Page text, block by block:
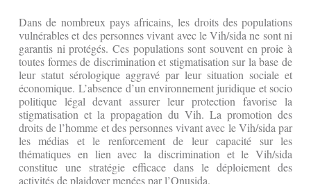
Dans de nombreux pays africains, les droits des populations
vulnérables et des personnes vivant avec le Vih/sida ne sont ni
garantis ni protégés. Ces populations sont souvent en proie à
toutes formes de discrimination et stigmatisation sur la base de
leur statut sérologique aggravé par leur situation sociale et
économique. L’absence d’un environnement juridique et socio
politique légal devant assurer leur protection favorise la
stigmatisation et la propagation du Vih. La promotion des
droits de l’homme et des personnes vivant avec le Vih/sida par
les médias et le renforcement de leur capacité sur les
thématiques en lien avec la discrimination et le Vih/sida
constitue une stratégie efficace dans le déploiement des
activités de plaidoyer menées par l’Onusida.